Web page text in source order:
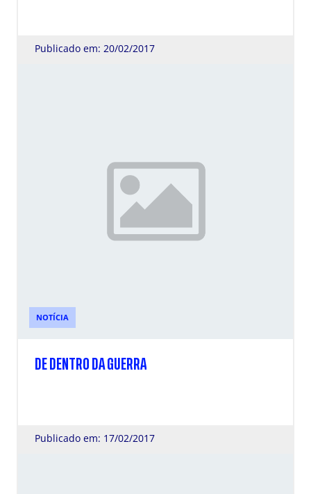
Publicado em: 20/02/2017
NOTÍCIA
DE DENTRO DA GUERRA
Publicado em: 17/02/2017